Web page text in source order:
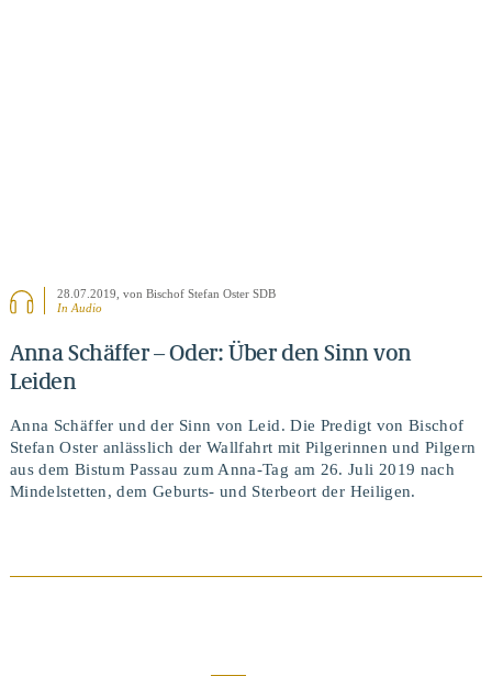
28.07.2019 , von Bischof Stefan Oster SDB
In Audio
Anna Schäffer – Oder: Über den Sinn von
Leiden
Anna Schäffer und der Sinn von Leid. Die Predigt von Bischof
Stefan Oster anlässlich der Wallfahrt mit Pilgerinnen und Pilgern
aus dem Bistum Passau zum Anna-Tag am 26. Juli 2019 nach
Mindelstetten, dem Geburts- und Sterbeort der Heiligen.